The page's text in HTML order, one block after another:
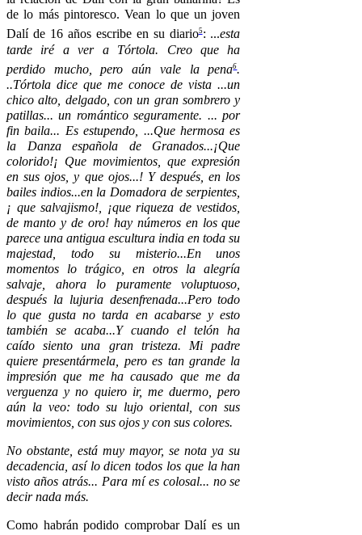
de lo más pintoresco. Vean lo que un joven
Dalí de 16 años escribe en su diario5: ...esta
tarde iré a ver a Tórtola. Creo que ha
perdido mucho, pero aún vale la pena6.
..Tórtola dice que me conoce de vista ...un
chico alto, delgado, con un gran sombrero y
patillas... un romántico seguramente. ... por
fin baila... Es estupendo, ...Que hermosa es
la Danza española de Granados...¡Que
colorido!¡ Que movimientos, que expresión
en sus ojos, y que ojos...! Y después, en los
bailes indios...en la Domadora de serpientes,
¡ que salvajismo!, ¡que riqueza de vestidos,
de manto y de oro! hay números en los que
parece una antigua escultura india en toda su
majestad, todo su misterio...En unos
momentos lo trágico, en otros la alegría
salvaje, ahora lo puramente voluptuoso,
después la lujuria desenfrenada...Pero todo
lo que gusta no tarda en acabarse y esto
también se acaba...Y cuando el telón ha
caído siento una gran tristeza. Mi padre
quiere presentármela, pero es tan grande la
impresión que me ha causado que me da
verguenza y no quiero ir, me duermo, pero
aún la veo: todo su lujo oriental, con sus
movimientos, con sus ojos y con sus colores.
No obstante, está muy mayor, se nota ya su
decadencia, así lo dicen todos los que la han
visto años atrás... Para mí es colosal... no se
decir nada más.
Como habrán podido comprobar Dalí es un